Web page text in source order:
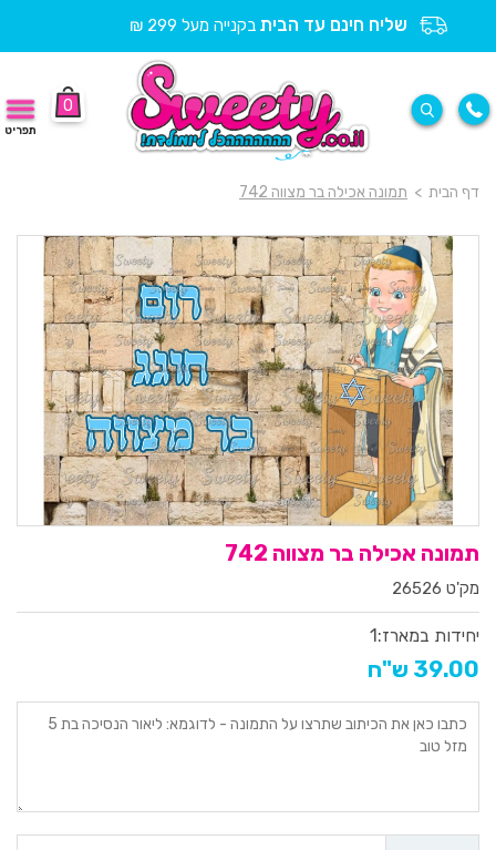
שליח חינם עד הבית בקנייה מעל 299 ₪
0
תפריט
דף הבית > תמונה אכילה בר מצווה 742
תמונה אכילה בר מצווה 742
מק'ט 26526
יחידות במארז:1
39.00 ש"ח